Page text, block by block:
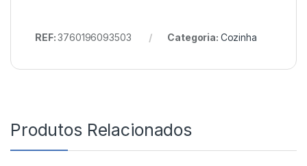
REF:3760196093503 Categoria: Cozinha
Produtos Relacionados